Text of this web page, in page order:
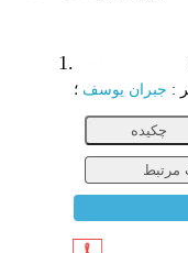
1.
: جبران یوسف ؛
چکیده
مرتبط